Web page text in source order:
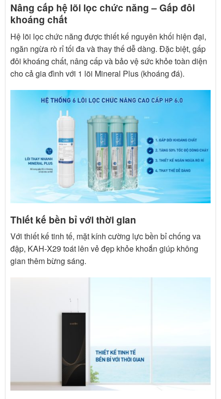
Nâng cấp hệ lõi lọc chức năng – Gấp đôi
khoáng chất
Hệ lõi lọc chức năng được thiết kế nguyên khối hiện đại,
ngăn ngừa rò rỉ tối đa và thay thế dễ dàng. Đặc biệt, gấp
đôi khoáng chất, nâng cấp và bảo vệ sức khỏe toàn diện
cho cả gia đình với 1 lõi Mineral Plus (khoáng đá).
Thiết kế bền bỉ với thời gian
Với thiết kế tinh tế, mặt kính cường lực bền bỉ chống va
đập, KAH-X29 toát lên vẻ đẹp khỏe khoắn giúp không
gian thêm bừng sáng.